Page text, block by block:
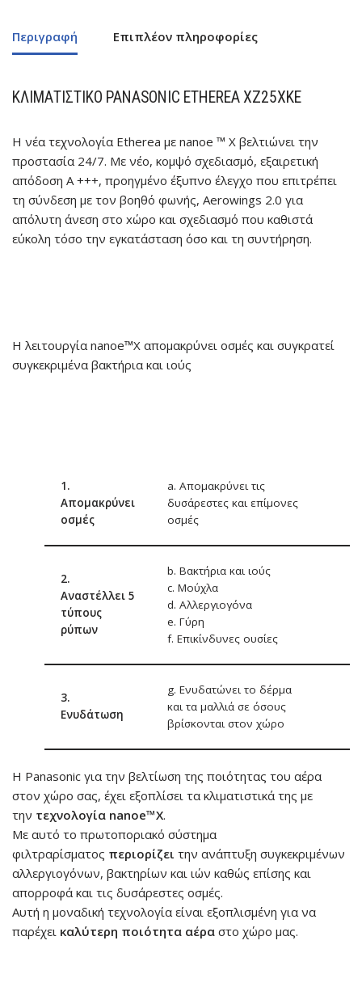
Περιγραφή Επιπλέον πληροφορίες
ΚΛΙΜΑΤΙΣΤΙΚΌ PANASONIC ETHEREA XZ25ΧKE
Η νέα τεχνολογία Etherea µε nanoe ™ X βελτιώνει την
προστασία 24/7. Με νέο, κοµψό σχεδιασµό, εξαιρετική
απόδοση A +++, προηγµένο έξυπνο έλεγχο που επιτρέπει
τη σύνδεση µε τον βοηθό φωνής, Aerowings 2.0 για
απόλυτη άνεση στο xώρο και σχεδιασµό που καθιστά
εύκολη τόσο την εγκατάσταση όσο και τη συντήρηση.
Η λειτουργία nanoe™X απομακρύνει οσμές και συγκρατεί
συγκεκριμένα βακτήρια και ιούς
1.
Απομακρύνει
οσμές
a. Απομακρύνει τις
δυσάρεστες και επίμονες
οσμές
2.
Αναστέλλει 5
τύπους
ρύπων
b. Βακτήρια και ιούς
c. Μούχλα
d. Αλλεργιογόνα
e. Γύρη
f. Επικίνδυνες ουσίες
3.
Ενυδάτωση
g. Ενυδατώνει το δέρμα
και τα μαλλιά σε όσους
βρίσκονται στον χώρο
Η Panasonic για την βελτίωση της ποιότητας του αέρα
στον χώρο σας, έχει εξοπλίσει τα κλιματιστικά της με
την τεχνολογία nanoe™X.
Με αυτό το πρωτοποριακό σύστημα
φιλτραρίσματος περιορίζει την ανάπτυξη συγκεκριμένων
αλλεργιογόνων, βακτηρίων και ιών καθώς επίσης και
απορροφά και τις δυσάρεστες οσμές.
Αυτή η μοναδική τεχνολογία είναι εξοπλισμένη για να
παρέχει καλύτερη ποιότητα αέρα στο χώρο μας.